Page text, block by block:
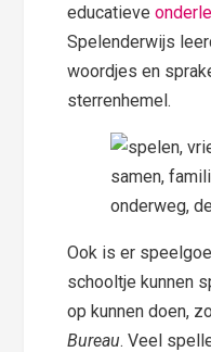
educatieve
Spelenderwijs
woordjes en
sterrenhemel.
Ook is er
schooltje kunnen
op kunnen doen,
Bureau. Veel